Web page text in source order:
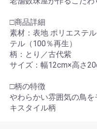
□商品詳細
素材：表地 ポリエステ
テル（100％再生）
柄：とり／古代紫
サイズ：幅12cm×高さ
□柄の特徴
やわらかい雰囲気の鳥
キスタイル柄